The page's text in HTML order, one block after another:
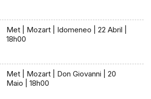
Met | Mozart | Idomeneo | 22 Abril |
18h00
Met | Mozart | Don Giovanni | 20
Maio | 18h00